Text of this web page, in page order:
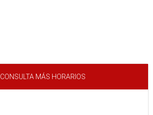
CONSULTA MÁS HORARIOS